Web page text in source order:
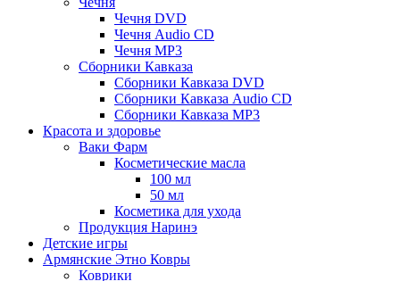
Чечня DVD
Чечня Audio CD
Чечня MP3
Сборники Кавказа
Сборники Кавказа DVD
Сборники Кавказа Audio CD
Сборники Кавказа MP3
Красота и здоровье
Ваки Фарм
Косметические масла
100 мл
50 мл
Косметика для ухода
Продукция Наринэ
Детские игры
Армянские Этно Ковры
Коврики